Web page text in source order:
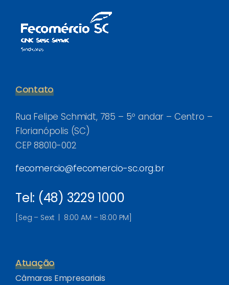
Contato
Rua Felipe Schmidt, 785 – 5º andar – Centro –
Florianópolis (SC)
CEP 88010-002
fecomercio@fecomercio-sc.org.br
Tel: (48) 3229 1000
[Seg – Sext | 8:00 AM – 18:00 PM]
Atuação
Câmaras Empresariais